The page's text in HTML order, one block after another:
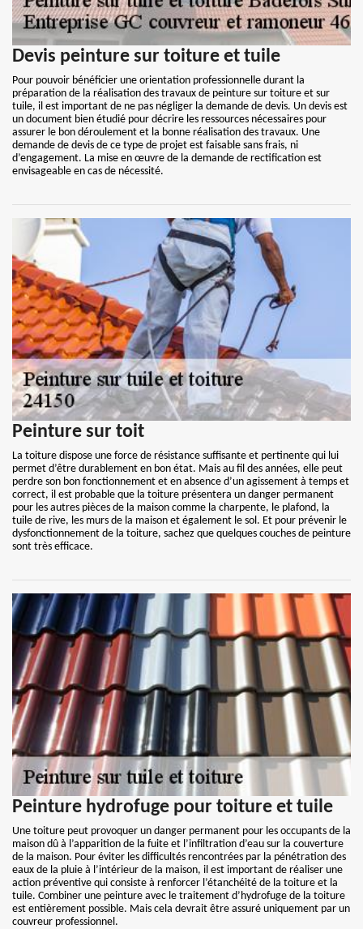
Devis peinture sur toiture et tuile
Pour pouvoir bénéficier une orientation professionnelle durant la
préparation de la réalisation des travaux de peinture sur toiture et sur
tuile, il est important de ne pas négliger la demande de devis. Un devis est
un document bien étudié pour décrire les ressources nécessaires pour
assurer le bon déroulement et la bonne réalisation des travaux. Une
demande de devis de ce type de projet est faisable sans frais, ni
d’engagement. La mise en œuvre de la demande de rectification est
envisageable en cas de nécessité.
Peinture sur toit
La toiture dispose une force de résistance suffisante et pertinente qui lui
permet d’être durablement en bon état. Mais au fil des années, elle peut
perdre son bon fonctionnement et en absence d’un agissement à temps et
correct, il est probable que la toiture présentera un danger permanent
pour les autres pièces de la maison comme la charpente, le plafond, la
tuile de rive, les murs de la maison et également le sol. Et pour prévenir le
dysfonctionnement de la toiture, sachez que quelques couches de peinture
sont très efficace.
Peinture hydrofuge pour toiture et tuile
Une toiture peut provoquer un danger permanent pour les occupants de la
maison dû à l’apparition de la fuite et l’infiltration d’eau sur la couverture
de la maison. Pour éviter les difficultés rencontrées par la pénétration des
eaux de la pluie à l’intérieur de la maison, il est important de réaliser une
action préventive qui consiste à renforcer l’étanchéité de la toiture et la
tuile. Combiner une peinture avec le traitement d’hydrofuge de la toiture
est entièrement possible. Mais cela devrait être assuré uniquement par un
couvreur professionnel.